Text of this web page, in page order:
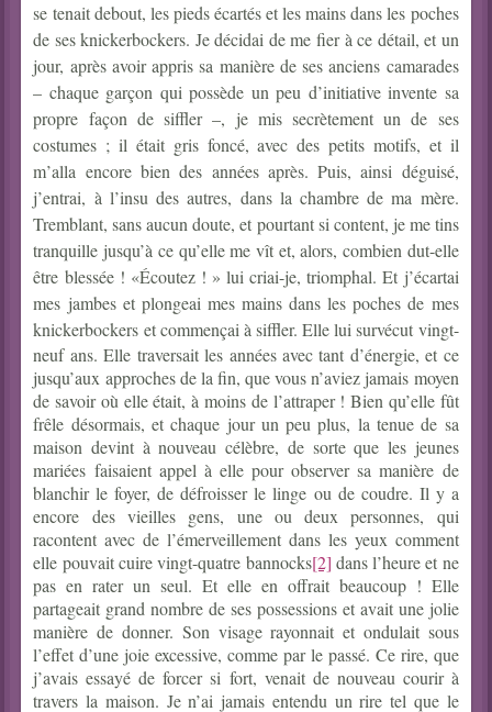
se tenait debout, les pieds écartés et les mains dans les poches
de ses knickerbockers. Je décidai de me fier à ce détail, et un
jour, après avoir appris sa manière de ses anciens camarades
– chaque garçon qui possède un peu d’initiative invente sa
propre façon de siffler –, je mis secrètement un de ses
costumes ; il était gris foncé, avec des petits motifs, et il
m’alla encore bien des années après. Puis, ainsi déguisé,
j’entrai, à l’insu des autres, dans la chambre de ma mère.
Tremblant, sans aucun doute, et pourtant si content, je me tins
tranquille jusqu’à ce qu’elle me vît et, alors, combien dut-elle
être blessée ! «Écoutez ! » lui criai-je, triomphal. Et j’écartai
mes jambes et plongeai mes mains dans les poches de mes
knickerbockers et commençai à siffler.Elle lui survécut vingt-
neuf ans. Elle traversait les années avec tant d’énergie, et ce
jusqu’aux approches de la fin, que vous n’aviez jamais moyen
de savoir où elle était, à moins de l’attraper ! Bien qu’elle fût
frêle désormais, et chaque jour un peu plus, la tenue de sa
maison devint à nouveau célèbre, de sorte que les jeunes
mariées faisaient appel à elle pour observer sa manière de
blanchir le foyer, de défroisser le linge ou de coudre. Il y a
encore des vieilles gens, une ou deux personnes, qui
racontent avec de l’émerveillement dans les yeux comment
elle pouvait cuire vingt-quatre bannocks[2] dans l’heure et ne
pas en rater un seul. Et elle en offrait beaucoup ! Elle
partageait grand nombre de ses possessions et avait une jolie
manière de donner. Son visage rayonnait et ondulait sous
l’effet d’une joie excessive, comme par le passé. Ce rire, que
j’avais essayé de forcer si fort, venait de nouveau courir à
travers la maison. Je n’ai jamais entendu un rire tel que le